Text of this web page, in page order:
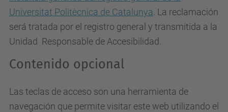
Universitat Politècnica de Catalunya . La reclamación
será tratada por el registro general y transmitida a la
Unidad Responsable de Accesibilidad.
Contenido opcional
Las teclas de acceso son una herramienta de
navegación que permite visitar este web utilizando el